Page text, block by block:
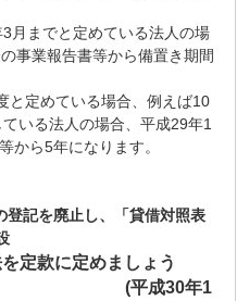
月までと定めている法人の場
事業報告書等から備置き期間
定めている場合、例えば10
いる法人の場合、平成29年1
から5年になります。
登記を廃止し、「貸借対照表
定款に定めましょう
30年1